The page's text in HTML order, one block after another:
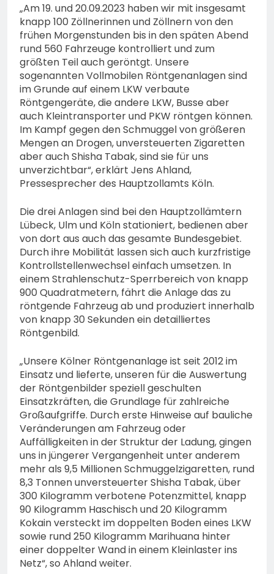
„Am 19. und 20.09.2023 haben wir mit insgesamt
knapp 100 Zöllnerinnen und Zöllnern von den
frühen Morgenstunden bis in den späten Abend
rund 560 Fahrzeuge kontrolliert und zum
größten Teil auch geröntgt. Unsere
sogenannten Vollmobilen Röntgenanlagen sind
im Grunde auf einem LKW verbaute
Röntgengeräte, die andere LKW, Busse aber
auch Kleintransporter und PKW röntgen können.
Im Kampf gegen den Schmuggel von größeren
Mengen an Drogen, unversteuerten Zigaretten
aber auch Shisha Tabak, sind sie für uns
unverzichtbar“, erklärt Jens Ahland,
Pressesprecher des Hauptzollamts Köln.
Die drei Anlagen sind bei den Hauptzollämtern
Lübeck, Ulm und Köln stationiert, bedienen aber
von dort aus auch das gesamte Bundesgebiet.
Durch ihre Mobilität lassen sich auch kurzfristige
Kontrollstellenwechsel einfach umsetzen. In
einem Strahlenschutz-Sperrbereich von knapp
900 Quadratmetern, fährt die Anlage das zu
röntgende Fahrzeug ab und produziert innerhalb
von knapp 30 Sekunden ein detailliertes
Röntgenbild.
„Unsere Kölner Röntgenanlage ist seit 2012 im
Einsatz und lieferte, unseren für die Auswertung
der Röntgenbilder speziell geschulten
Einsatzkräften, die Grundlage für zahlreiche
Großaufgriffe. Durch erste Hinweise auf bauliche
Veränderungen am Fahrzeug oder
Auffälligkeiten in der Struktur der Ladung, gingen
uns in jüngerer Vergangenheit unter anderem
mehr als 9,5 Millionen Schmuggelzigaretten, rund
8,3 Tonnen unversteuerter Shisha Tabak, über
300 Kilogramm verbotene Potenzmittel, knapp
90 Kilogramm Haschisch und 20 Kilogramm
Kokain versteckt im doppelten Boden eines LKW
sowie rund 250 Kilogramm Marihuana hinter
einer doppelter Wand in einem Kleinlaster ins
Netz“, so Ahland weiter.